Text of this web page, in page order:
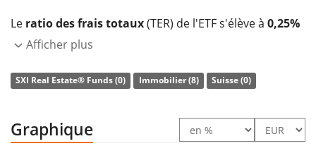
Le ratio des frais totaux(TER) de l'ETF s'élève à 0,25%
p.a.. L'ETF reproduit la performance de l’indice sous-
(réplication complète). Les dividendes de l'ETF sont
Le UBS ETF (CH) SXI Real Estate Funds (CHF) A-dis est un
Afficher plus
SXI Real Estate® Funds (0) Immobilier (8) Suisse (0)
Graphique